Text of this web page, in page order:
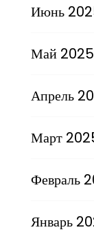
Июнь
Май 2025
Апрель
Март
Февраль
Январь